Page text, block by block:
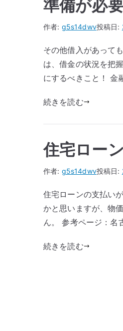
準備が必要
作者: g5s14dwv投稿日:
その他借入があって
は、借金の状況を把
にするべきこと！ 金
続きを読む
住宅ロー
作者: g5s14dwv投稿日:
住宅ローンの支払い
かと思いますが、物
ん。 参考ページ：名
続きを読む